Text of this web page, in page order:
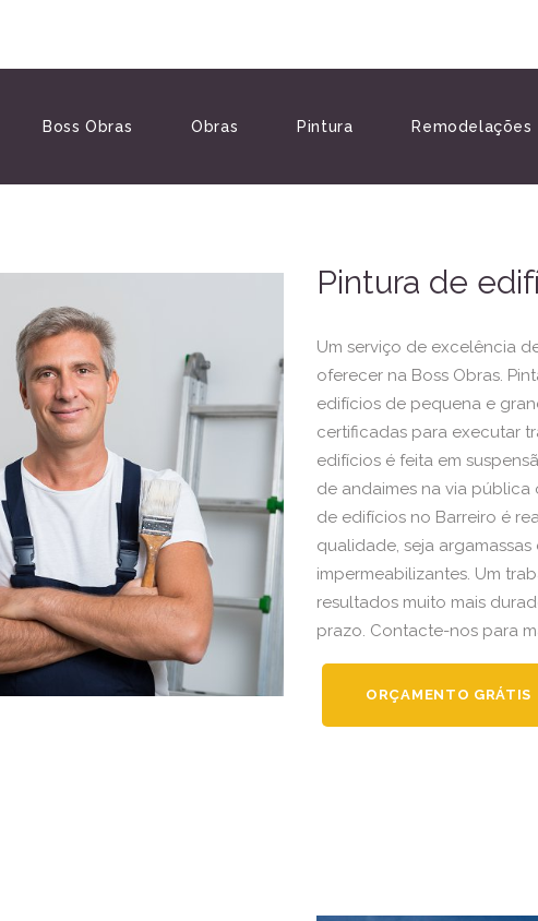
Boss Obras Obras Pintura Remodelações
Pintura de
Um serviço de excelência
oferecer na Boss Obras.
edifícios de pequena e
certificadas para executar
edifícios é feita em
de andaimes na via
de edifícios no Barreiro é
qualidade, seja
impermeabilizantes. Um
resultados muito mais
prazo. Contacte-nos para
ORÇAMENTO GRÁTIS